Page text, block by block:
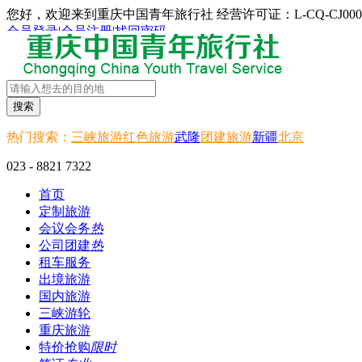
您好，欢迎来到重庆中国青年旅行社 经营许可证：L-CQ-
会员登录|会员注册|找回密码
搜索
热门搜索： 三峡旅游红色旅游武隆团建旅游新疆北京
023 - 8821 7322
首页
定制旅游
会议会务热
公司团建热
租车服务
出境旅游
国内旅游
三峡游轮
重庆旅游
特价抢购限时